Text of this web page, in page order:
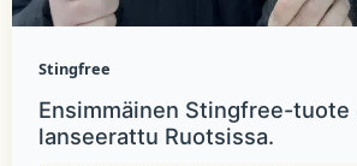
Stingfree
Ensimmäinen Stingfree-tuote
lanseerattu Ruotsissa.